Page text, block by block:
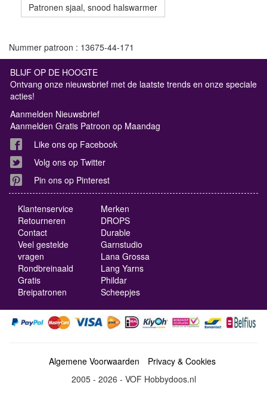
Patronen sjaal, snood halswarmer
Nummer patroon : 13675-44-171
BLIJF OP DE HOOGTE
Ontvang onze nieuwsbrief met de laatste trends en onze speciale
acties!
Aanmelden Nieuwsbrief
Aanmelden Gratis Patroon op Maandag
Like ons op Facebook
Volg ons op Twitter
Pin ons op Pinterest
Klantenservice
Retourneren
Contact
Veel gestelde
vragen
Rondbreinaald
Gratis
Breipatronen
Merken
DROPS
Durable
Garnstudio
Lana Grossa
Lang Yarns
Phildar
Scheepjes
Algemene Voorwaarden
Privacy & Cookies
2005 - 2026 - VOF Hobbydoos.nl